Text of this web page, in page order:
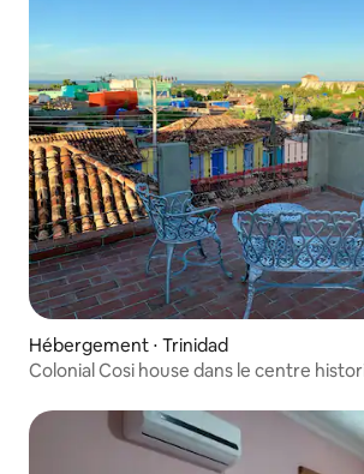
Hébergement ⋅ Trinidad
Colonial Cosi house dans le centre